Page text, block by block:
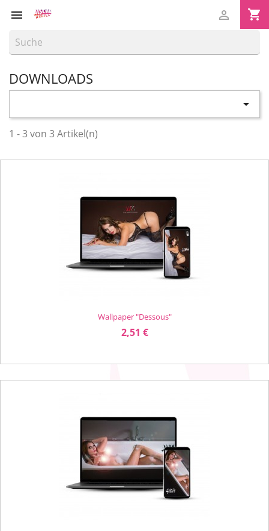
 shopping_cart

DOWNLOADS

1 - 3 von 3 Artikel(n)
Wallpaper "Dessous"
Preis
2,51 €